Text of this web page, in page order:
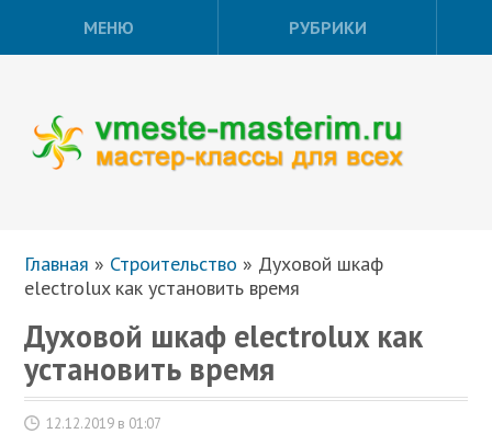
МЕНЮ РУБРИКИ
Главная » Строительство » Духовой шкаф
electrolux как установить время
Духовой шкаф electrolux как
установить время
12.12.2019 в 01:07